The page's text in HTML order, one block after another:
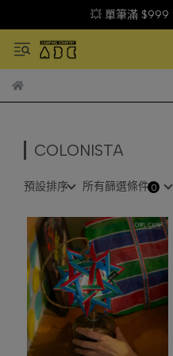
💥 單筆滿 $999
COLONISTA
預設排序 所有篩選條件